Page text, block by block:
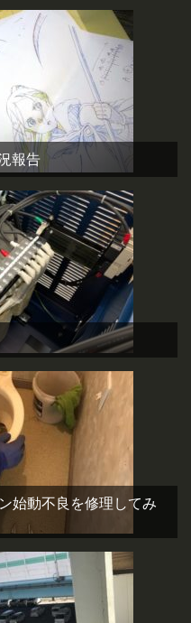
報告
始動不良を修理してみ